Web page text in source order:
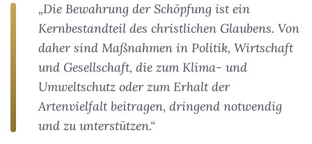
„Die Bewahrung der Schöpfung ist ein
Kernbestandteil des christlichen Glaubens. Von
daher sind Maßnahmen in Politik, Wirtschaft
und Gesellschaft, die zum Klima- und
Umweltschutz oder zum Erhalt der
Artenvielfalt beitragen, dringend notwendig
und zu unterstützen.“